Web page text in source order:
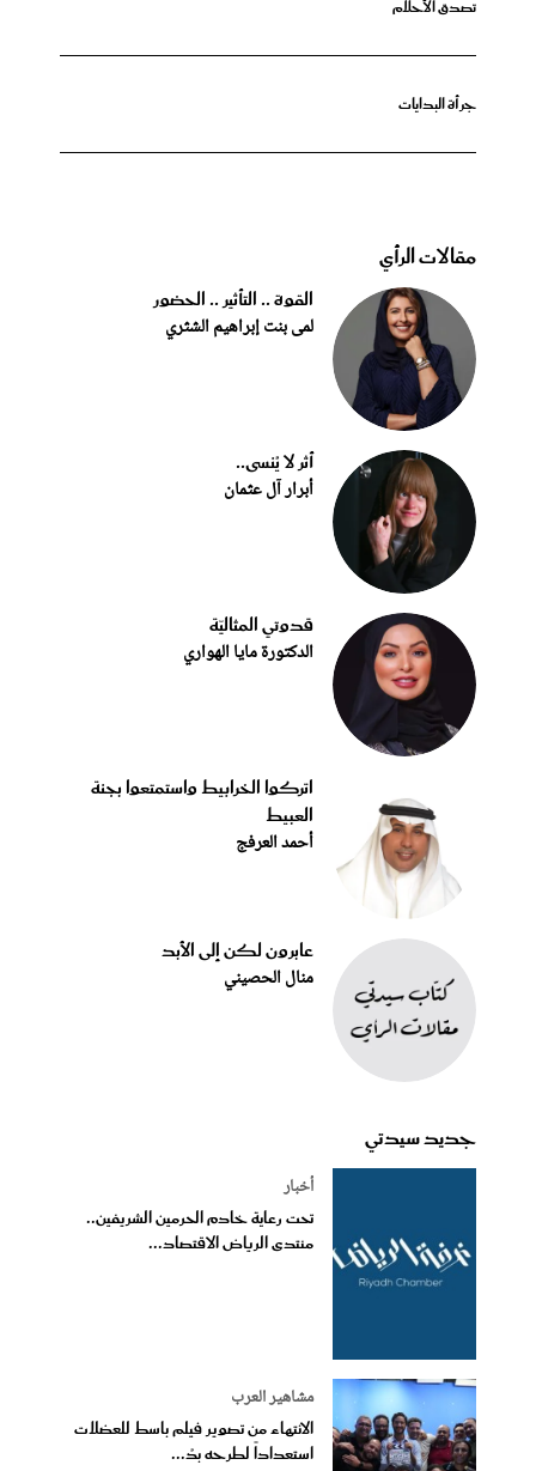
تصدق الأحلام
جرأة البدايات
مقالات الرأي
القوة .. التأثير .. الحضور
لمى بنت إبراهيم الشثري
أثر لا يُنسى..
أبرار آل عثمان
قدوتي المثاليّة
الدكتورة مايا الهواري
اتركوا الخرابيط واستمتعوا بجنة
العبيط
أحمد العرفج
عابرون لكن إلى الأبد
منال الحصيني
جديد سيدتي
أخبار
تحت رعاية خادم الحرمين الشريفين..
منتدى الرياض الاقتصاد...
مشاهير العرب
الانتهاء من تصوير فيلم باسط للعضلات
استعداداً لطرحه بدُ...